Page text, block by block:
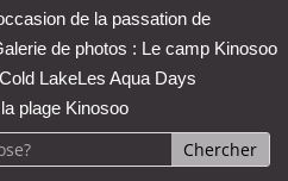
de la passation de
de photos : Le camp Kinosoo
LakeLes Aqua Days
plage Kinosoo